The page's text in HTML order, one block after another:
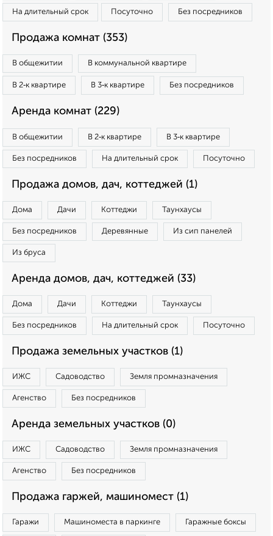
На длительный срок Посуточно Без посредников
Продажа комнат (353)
В общежитии В коммунальной квартире
В 2‑к квартире В 3‑к квартире Без посредников
Аренда комнат (229)
В общежитии В 2‑к квартире В 3‑к квартире
Без посредников На длительный срок Посуточно
Продажа домов, дач, коттеджей (1)
Дома Дачи Коттеджи Таунхаусы
Без посредников Деревянные Из сип панелей
Из бруса
Аренда домов, дач, коттеджей (33)
Дома Дачи Коттеджи Таунхаусы
Без посредников На длительный срок Посуточно
Продажа земельных участков (1)
ИЖС Садоводство Земля промназначения
Агенство Без посредников
Аренда земельных участков (0)
ИЖС Садоводство Земля промназначения
Агенство Без посредников
Продажа гаржей, машиномест (1)
Гаражи Машиноместа в паркинге Гаражные боксы